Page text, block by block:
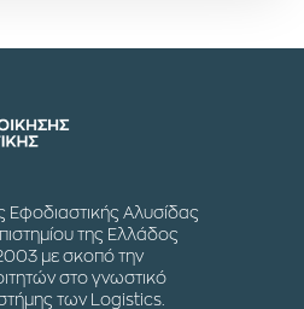
Εφοδιαστικής Αλυσίδας
της Ελλάδος
με σκοπό την
στο γνωστικό
των Logistics.